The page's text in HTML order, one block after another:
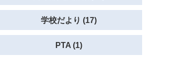
学校だより (17)
PTA (1)